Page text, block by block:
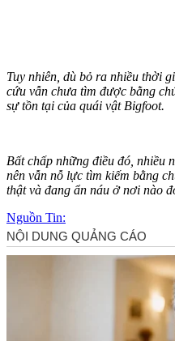
Tuy nhiên, dù bỏ ra nhiều thời
cứu vẫn chưa tìm được bằng
sự tồn tại của quái vật Bigfoot.
Bất chấp những điều đó, nhiều
nên vẫn nỗ lực tìm kiếm bằng
thật và đang ẩn náu ở nơi nào
Nguồn Tin: